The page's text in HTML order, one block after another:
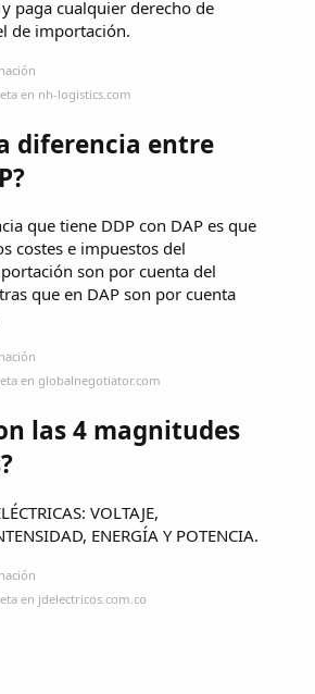
paga cualquier derecho de
de importación.
en nh-logistics.com
diferencia entre
que tiene DDP con DAP es que
costes e impuestos del
son por cuenta del
que en DAP son por cuenta
en globalnegotiator.com
las 4 magnitudes
VOLTAJE,
ENERGÍA Y POTENCIA.
en jdelectricos.com.co